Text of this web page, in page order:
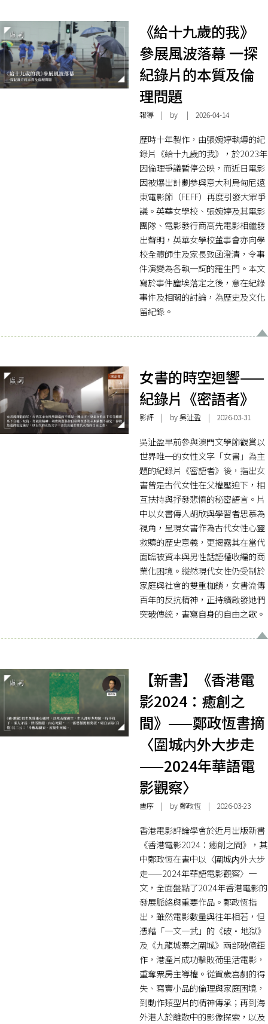
《給十九歲的我》
參展風波落幕 一探
紀錄片的本質及倫
理問題
報導| by | 2026-04-14
歷時十年製作，由張婉婷執導的紀
錄片《給十九歲的我》，於2023年
因倫理爭議暫停公映，而近日電影
因被爆出計劃參與意大利烏甸尼遠
東電影節（FEFF）再度引發大眾爭
議。英華女學校、張婉婷及其電影
團隊、電影發行商高先電影相繼發
出聲明，英華女學校董事會亦向學
校全體師生及家長致函澄清，令事
件演變為各執一詞的羅生門。本文
寫於事件塵埃落定之後，意在紀錄
事件及相關的討論，為歷史及文化
留紀錄。
女書的時空迴響——
紀錄片《密語者》
影評| by 吳沚盈 | 2026-03-31
吳沚盈早前參與澳門文學節觀賞以
世界唯一的女性文字「女書」為主
題的紀錄片《密語者》後，指出女
書曾是古代女性在父權壓迫下，相
互扶持與抒發悲憤的秘密語言。片
中以女書傳人胡欣與學習者思慕為
視角，呈現女書作為古代女性心靈
救贖的歷史意義，更揭露其在當代
面臨被資本與男性話語權收編的商
業化困境。縱然現代女性仍受制於
家庭與社會的雙重枷鎖，女書流傳
百年的反抗精神，正持續啟發她們
突破傳統，書寫自身的自由之歌。
【新書】《香港電
影2024：癒創之
間》——鄭政恆書摘
〈圍城内外大步走
——2024年華語電
影觀察〉
書序| by 鄭政恆| 2026-03-23
香港電影評論學會於近月出版新書
《香港電影2024：癒創之間》，其
中鄭政恆在書中以〈圍城内外大步
走——2024年華語電影觀察〉一
文，全面盤點了2024年香港電影的
發展脈絡與重要作品。鄭政恆指
出，雖然電影數量與往年相若，但
憑藉「一文一武」的《破·地獄》
及《九龍城寨之圍城》兩部破億鉅
作，港產片成功擊敗荷里活電影，
重奪票房主導權。從賀歲喜劇的得
失、寫實小品的倫理與家庭困境，
到動作類型片的精神傳承；再到海
外港人於離散中的影像探索，以及